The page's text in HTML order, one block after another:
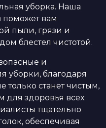
уборка. Наша
поможет вам
пыли, грязи и
блестел чистотой.
и
уборки, благодаря
только станет чистым,
для здоровья всех
тщательно
обеспечивая